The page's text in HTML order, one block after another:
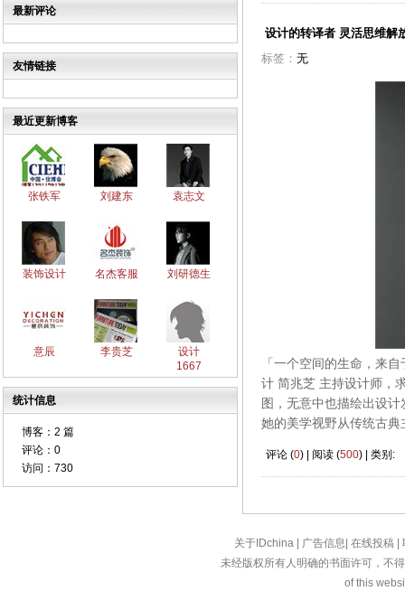
最新评论
友情链接
最近更新博客
张铁军 刘建东 袁志文
装饰设计 名杰客服 刘研德生
意辰 李贵芝
设计
1667
统计信息
博客： 2 篇
评论： 0
访问： 730
设计的转译者 灵活思维解
标签： 无
「一个空间的生命，来
计 简兆芝 主持设计师，
图，无意中也描绘出设
她的美学视野从传统古
评论 (0) | 阅读 (500) | 类别:
关于IDchina 广告信息 在线投稿
未经版权所有人明确的书面许可，不
of this